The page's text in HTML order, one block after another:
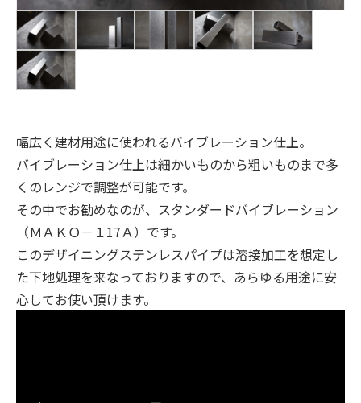
幅広く建材用途に使われるバイブレーション仕上。
バイブレーション仕上は細かいものから粗いものまで多
くのレンジで調整が可能です。
その中でお勧めなのが、スタンダードバイブレーション
（ＭＡＫＯ－１17Ａ）です。
このデザイニングステンレスパイプは溶接加工を想定し
た下地処理を来なっておりますので、あらゆる用途に安
心してお使い頂けます。